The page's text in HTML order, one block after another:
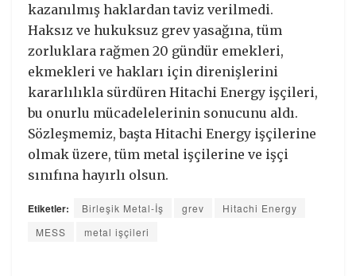
kazanılmış haklardan taviz verilmedi.
Haksız ve hukuksuz grev yasağına, tüm
zorluklara rağmen 20 gündür emekleri,
ekmekleri ve hakları için direnişlerini
kararlılıkla sürdüren Hitachi Energy işçileri,
bu onurlu mücadelelerinin sonucunu aldı.
Sözleşmemiz, başta Hitachi Energy işçilerine
olmak üzere, tüm metal işçilerine ve işçi
sınıfına hayırlı olsun.
Etiketler: Birleşik Metal-İş grev
Hitachi Energy
MESS
metal işçileri